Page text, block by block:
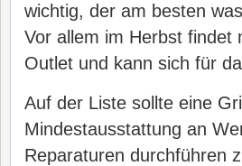
wichtig, der am besten
Vor allem im Herbst findet
Outlet und kann sich für
Auf der Liste sollte eine
Mindestausstattung an
Reparaturen durchführen